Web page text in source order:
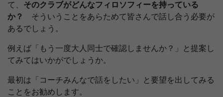
て、 そのクラブがどんなフィロソフィーを持っている
か？
そういうことをあらためて皆さんで話し合う必要が
あるでしょう。
例えば「もう一度大人同士で確認しませんか？」と提案し
てみてはいかがでしょうか。
最初は「コーチみんなで話をしたい」と要望を出してみる
ことをお勧めします。